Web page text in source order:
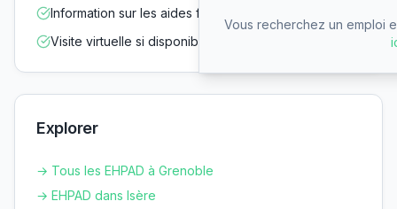
Information sur les aides financières
Visite virtuelle si disponible
Explorer
→ Tous les EHPAD à Grenoble
→ EHPAD dans Isère
Vous recherchez un emploi